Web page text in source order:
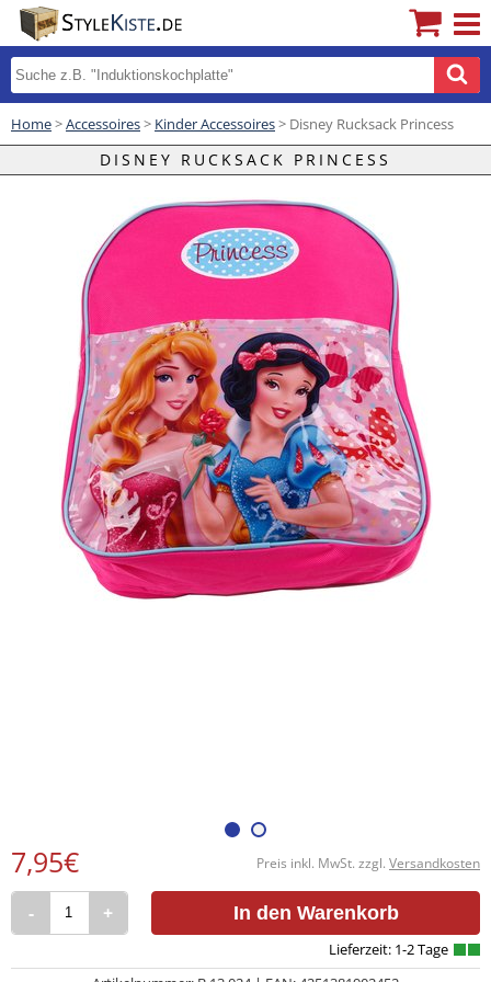
Home>Accessoires> Kinder Accessoires> Disney Rucksack Princess
DISNEY RUCKSACK PRINCESS
Preis inkl. MwSt. zzgl. Versandkosten
7,95€
- + In den Warenkorb